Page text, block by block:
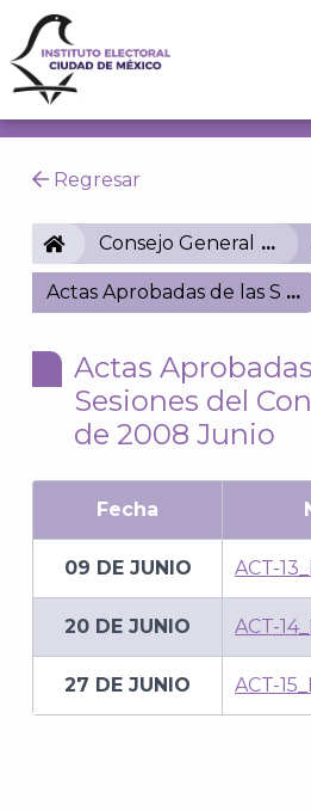
Regresar
IECMConsejo General
Actas Aprobadas de las
Actas
Sesiones del
de 2008 Junio
Fecha
09 DE JUNIO ACT-
20 DE JUNIO ACT-
27 DE JUNIO ACT-